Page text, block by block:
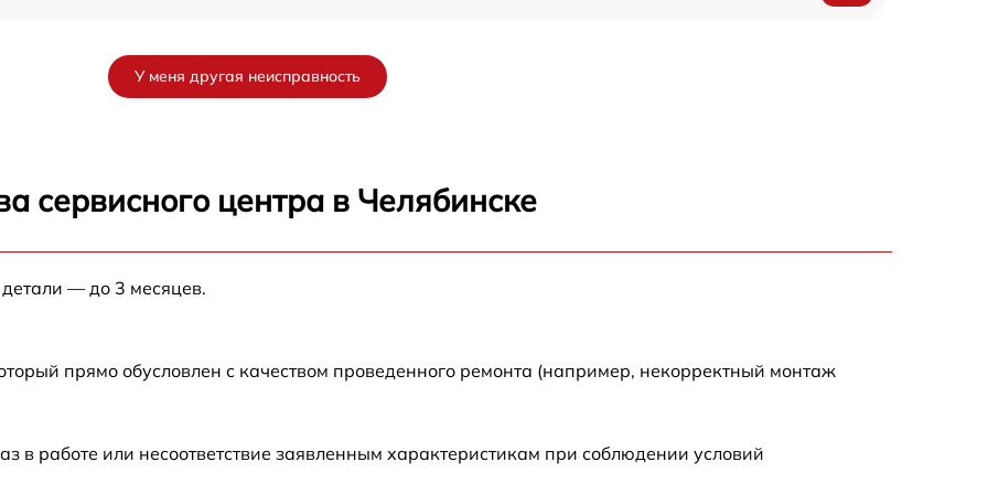
У меня другая неисправность
сервисного центра в Челябинске
— до 3 месяцев.
прямо обусловлен с качеством проведенного ремонта (например, некорректный монтаж
в работе или несоответствие заявленным характеристикам при соблюдении условий